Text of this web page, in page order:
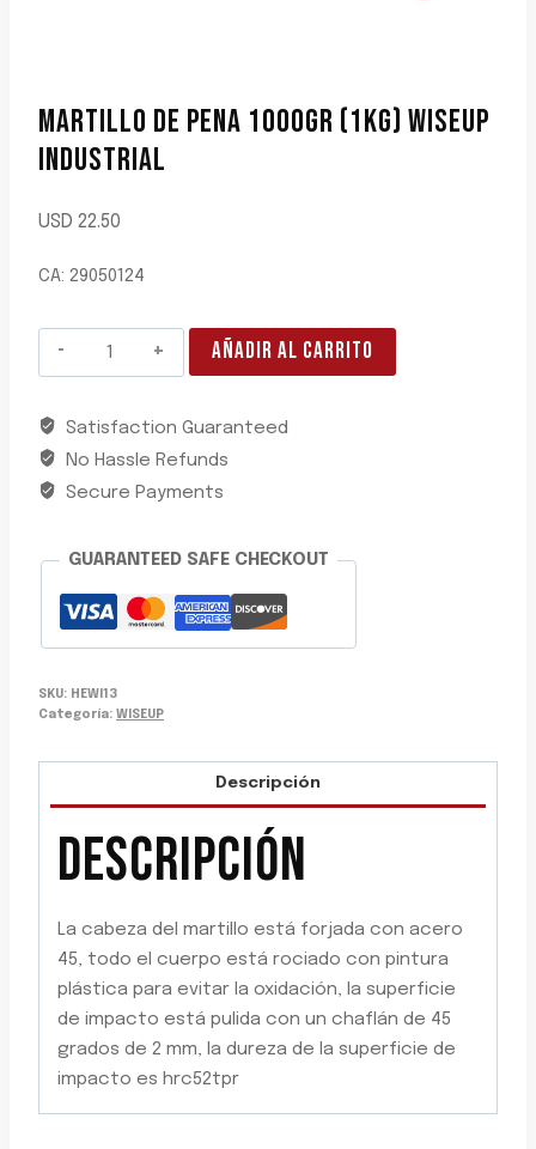
MARTILLO DE PENA 1000GR (1KG) WISEUP
INDUSTRIAL
USD 22.50
CA: 29050124
MARTILLO
DE
1000GR
(1KG)
WISEUP
cantidad
AÑADIR AL CARRITO
Satisfaction Guaranteed
No Hassle Refunds
Secure Payments
GUARANTEED SAFE CHECKOUT
SKU: HEWI13
Categoría: WISEUP
Descripción
DESCRIPCIÓN
La cabeza del martillo está forjada con acero
45, todo el cuerpo está rociado con pintura
plástica para evitar la oxidación, la superficie
de impacto está pulida con un chaflán de 45
grados de 2 mm, la dureza de la superficie de
impacto es hrc52tpr